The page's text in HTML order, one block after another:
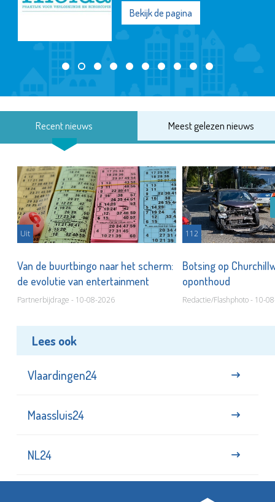
Bekijk de pagina
Recent nieuws Meest gelezen nieuws
Uit
Van de buurtbingo naar het scherm:
de evolutie van entertainment
Partnerbijdrage - 10-08-2026
112
Botsing op
oponthoud
Redactie/Flashphoto - 10-
Lees ook
Vlaardingen24
Maassluis24
NL24